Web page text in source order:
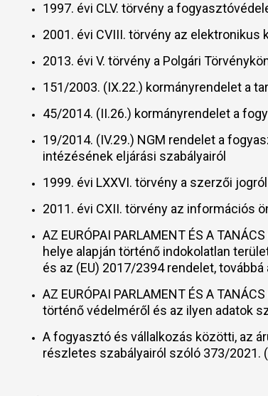
1997. évi CLV. törvény a
2001. évi CVIII. törvény az
2013. évi V. törvény a Polgári
151/2003. (IX.22.) kormányrendelet a
45/2014. (II.26.) kormányrendelet a
19/2014. (IV.29.) NGM rendelet a
intézésének eljárási szabályairól
1999. évi LXXVI. törvény a szerzői jogról
2011. évi CXII. törvény az információs
AZ EURÓPAI PARLAMENT ÉS A
helye alapján történő indokolatlan
és az (EU) 2017/2394 rendelet,
AZ EURÓPAI PARLAMENT ÉS A
történő védelméről és az ilyen adatok
A fogyasztó és vállalkozás közötti, az
részletes szabályairól szóló 373/2021.